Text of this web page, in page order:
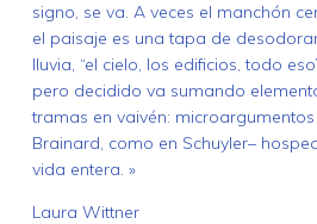
signo, se va. A veces el manchón
el paisaje es una tapa de
lluvia, “el cielo, los edificios, todo
pero decidido va sumando
tramas en vaivén:
Brainard, como en Schuyler–
vida entera. »
Laura Wittner